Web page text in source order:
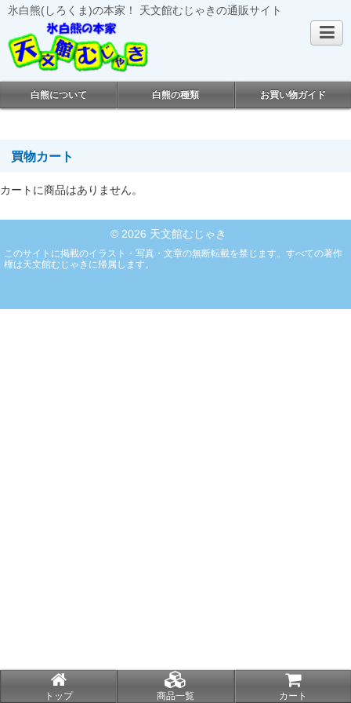
氷白熊(しろくま)の本家！ 天文館むじゃきの通販サイト
白熊について 白熊の種類 お買い物ガイド
買物カート
カートに商品はありません。
© 2026 天文館むじゃき
このサイトに掲載のイラスト・写真・文章の無断転載を禁じます。すべての著作
権は天文館むじゃきに帰属します。
トップ 商品一覧 カート